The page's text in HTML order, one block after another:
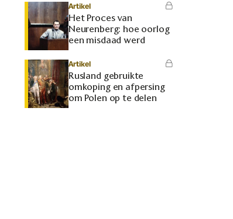
Artikel
Het Proces van
Neurenberg: hoe oorlog
een misdaad werd
Artikel
Rusland gebruikte
omkoping en afpersing
om Polen op te delen